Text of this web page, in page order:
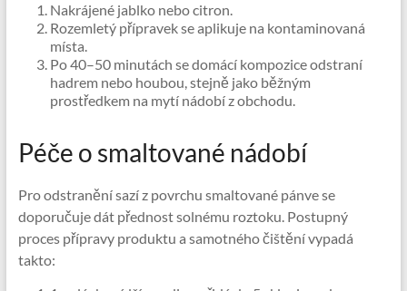
Nakrájené jablko nebo citron.
Rozemletý přípravek se aplikuje na kontaminovaná
místa.
Po 40–50 minutách se domácí kompozice odstraní
hadrem nebo houbou, stejně jako běžným
prostředkem na mytí nádobí z obchodu.
Péče o smaltované nádobí
Pro odstranění sazí z povrchu smaltované pánve se
doporučuje dát přednost solnému roztoku. Postupný
proces přípravy produktu a samotného čištění vypadá
takto: